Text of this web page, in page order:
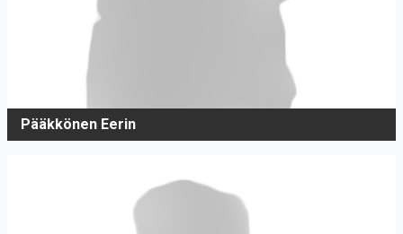
Pääkkönen Eerin